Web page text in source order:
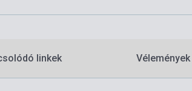
linkek Vélemények